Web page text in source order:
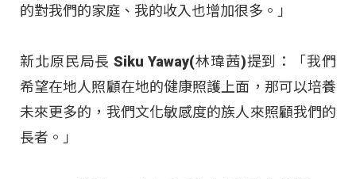
的對我們的家庭、我的收入也增加很多。」
新北原民局長 Siku Yaway(林瑋茜)提到：「我們
希望在地人照顧在地的健康照護上面，那可以培養
未來更多的，我們文化敏感度的族人來照顧我們的
長者。」